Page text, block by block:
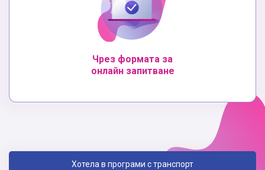
Чрез формата за
онлайн запитване
Хотела в програми с транспорт